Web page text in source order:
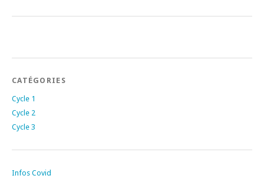
CATÉGORIES
Cycle 1
Cycle 2
Cycle 3
Infos Covid